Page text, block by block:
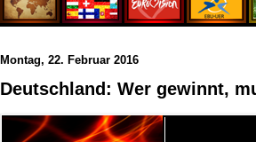
Montag, 22. Februar 2016
Deutschland: Wer gewinnt,